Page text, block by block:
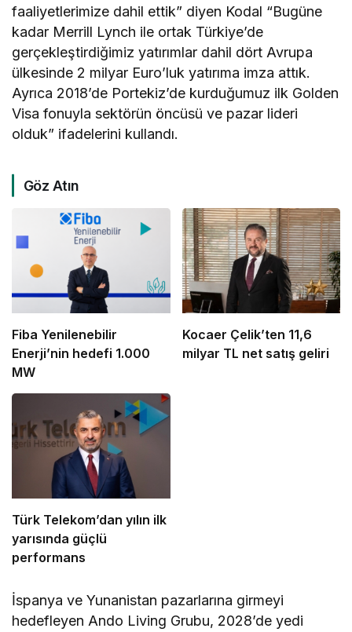
faaliyetlerimize dahil ettik” diyen Kodal “Bugüne
kadar Merrill Lynch ile ortak Türkiye’de
gerçekleştirdiğimiz yatırımlar dahil dört Avrupa
ülkesinde 2 milyar Euro’luk yatırıma imza attık.
Ayrıca 2018’de Portekiz’de kurduğumuz ilk Golden
Visa fonuyla sektörün öncüsü ve pazar lideri
olduk” ifadelerini kullandı.
Göz Atın
Fiba Yenilenebilir
Enerji’nin hedefi 1.000
MW
Kocaer Çelik’ten 11,6
milyar TL net satış geliri
Türk Telekom’dan yılın ilk
yarısında güçlü
performans
İspanya ve Yunanistan pazarlarına girmeyi
hedefleyen Ando Living Grubu, 2028’de yedi